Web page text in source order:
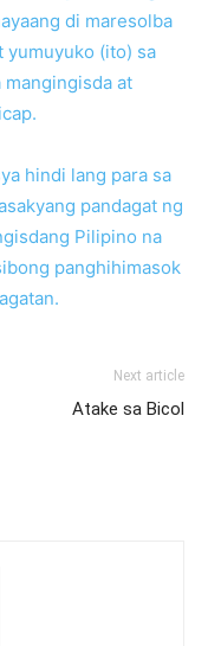
di maresolba
yumuyuko (ito) sa
mangingisda at
hindi lang para sa
pandagat ng
Pilipino na
panghihimasok
Next article
Atake sa Bicol